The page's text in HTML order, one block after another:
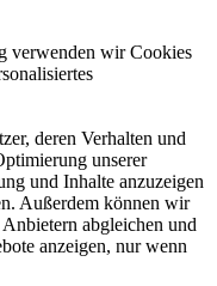
verwenden wir Cookies
deren Verhalten und
unserer
und Inhalte anzuzeigen
Außerdem können wir
abgleichen und
anzeigen, nur wenn